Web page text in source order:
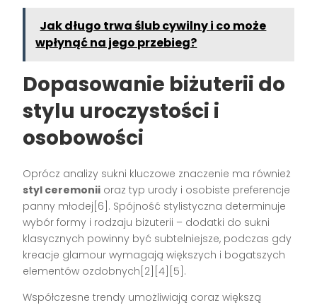
Jak długo trwa ślub cywilny i co może
wpłynąć na jego przebieg?
Dopasowanie biżuterii do
stylu uroczystości i
osobowości
Oprócz analizy sukni kluczowe znaczenie ma również
styl ceremonii oraz typ urody i osobiste preferencje
panny młodej[6]. Spójność stylistyczna determinuje
wybór formy i rodzaju biżuterii – dodatki do sukni
klasycznych powinny być subtelniejsze, podczas gdy
kreacje glamour wymagają większych i bogatszych
elementów ozdobnych[2][4][5].
Współczesne trendy umożliwiają coraz większą